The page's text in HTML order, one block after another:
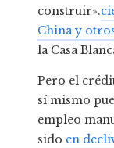
construir».
China y
la Casa
Pero el
sí mismo
empleo
sido en